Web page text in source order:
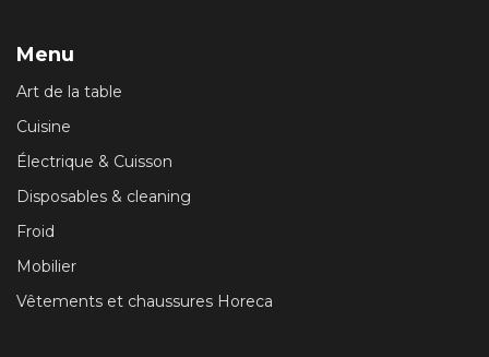
Menu
Art de la table
Cuisine
Électrique & Cuisson
Disposables & cleaning
Froid
Mobilier
Vêtements et chaussures Horeca